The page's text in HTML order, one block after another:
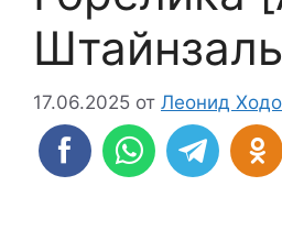
17.06.2025 от Леонид